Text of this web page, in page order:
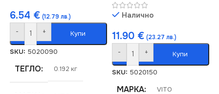
СВЕТЛИНЕН ПОТОК
(LM)
СТЕПЕН НА ЗАЩИТА
СВЕТЛИНЕН ПОТОК
СТЕПЕН НА ЗАЩИТА
6.54 € (12.79 лв.)
- + Купи
SKU: 5020090
ТЕГЛО 0.192 кг
Налично
11.90 € (23.27 лв.)
- + Купи
SKU: 5020150
МАРКА VITO